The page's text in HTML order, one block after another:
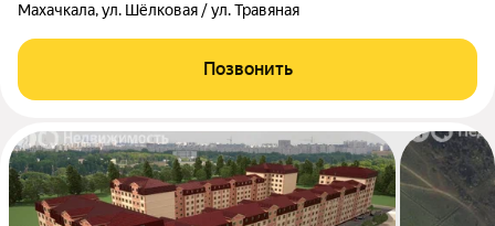
Махачкала, ул. Шёлковая / ул. Травяная
Позвонить